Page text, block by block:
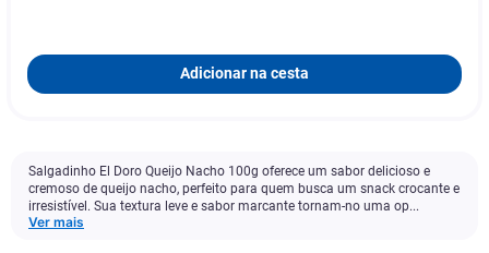
Adicionar na cesta
Salgadinho El Doro Queijo Nacho 100g oferece um sabor delicioso e
cremoso de queijo nacho, perfeito para quem busca um snack crocante e
irresistível. Sua textura leve e sabor marcante tornam-no uma op...
Ver mais